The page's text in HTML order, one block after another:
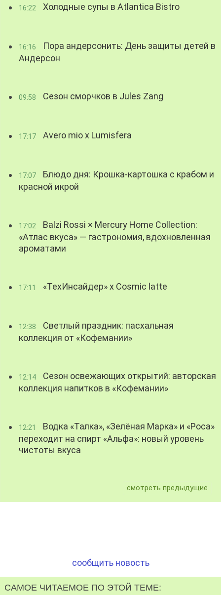
16:22 Холодные супы в Atlantica Bistro
16:16
Пора андерсонить: День защиты детей в
Андерсон
09:58 Сезон сморчков в Jules Zang
17:17 Avero mio x Lumisfera
17:07
Блюдо дня: Крошка-картошка с крабом и
красной икрой
17:02
Balzi Rossi × Mercury Home Collection:
«Атлас вкуса» — гастрономия, вдохновленная
ароматами
17:11 «ТехИнсайдер» х Cosmic latte
12:38
Светлый праздник: пасхальная
коллекция от «Кофемании»
12:14
Сезон освежающих открытий: авторская
коллекция напитков в «Кофемании»
12:21
Водка «Талка», «Зелёная Марка» и «Роса»
переходит на спирт «Альфа»: новый уровень
чистоты вкуса
смотреть предыдущие
сообщить новость
САМОЕ ЧИТАЕМОЕ ПО ЭТОЙ ТЕМЕ: